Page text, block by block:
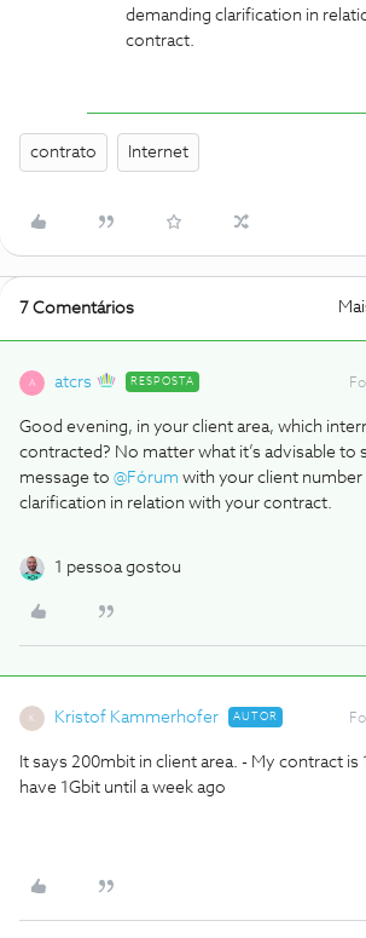
demanding clarification in
contract.
contrato Internet
7 Comentários
A atcrs RESPOSTA
Good evening, in your client area, which
contracted? No matter what it’s advisable to
message to @Fórum with your client number
clarification in relation with your contract.
1 pessoa gostou
Kristof Kammerhofer AUTOR
It says 200mbit in client area. - My contract is
have 1Gbit until a week ago